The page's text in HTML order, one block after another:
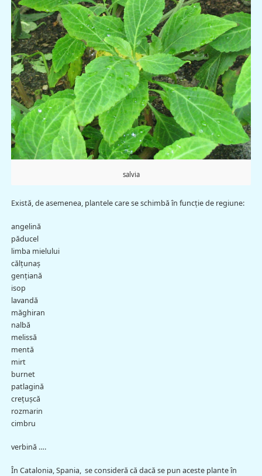
salvia
Există, de asemenea, plantele care se schimbă în funcţie de regiune:
angelină
păducel
limba mielului
călţunaş
genţiană
isop
lavandă
măghiran
nalbă
melissă
mentă
mirt
burnet
patlagină
creţuşcă
rozmarin
cimbru
verbină ….
În Catalonia, Spania, se consideră că dacă se pun aceste plante în